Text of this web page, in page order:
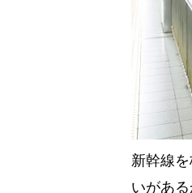
新幹線
いがある